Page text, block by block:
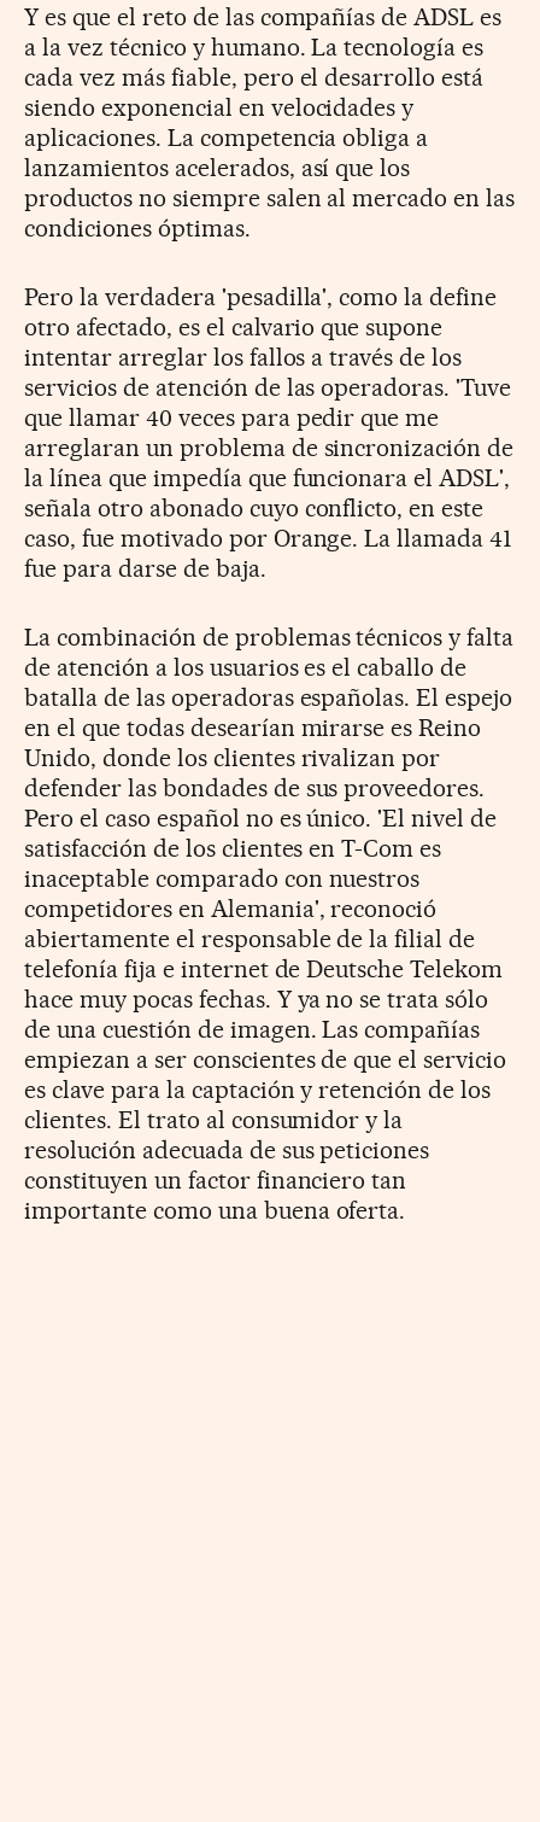
Y es que el reto de las compañías de ADSL es
a la vez técnico y humano. La tecnología es
cada vez más fiable, pero el desarrollo está
siendo exponencial en velocidades y
aplicaciones. La competencia obliga a
lanzamientos acelerados, así que los
productos no siempre salen al mercado en las
condiciones óptimas.
Pero la verdadera 'pesadilla', como la define
otro afectado, es el calvario que supone
intentar arreglar los fallos a través de los
servicios de atención de las operadoras. 'Tuve
que llamar 40 veces para pedir que me
arreglaran un problema de sincronización de
la línea que impedía que funcionara el ADSL',
señala otro abonado cuyo conflicto, en este
caso, fue motivado por Orange. La llamada 41
fue para darse de baja.
La combinación de problemas técnicos y falta
de atención a los usuarios es el caballo de
batalla de las operadoras españolas. El espejo
en el que todas desearían mirarse es Reino
Unido, donde los clientes rivalizan por
defender las bondades de sus proveedores.
Pero el caso español no es único. 'El nivel de
satisfacción de los clientes en T-Com es
inaceptable comparado con nuestros
competidores en Alemania', reconoció
abiertamente el responsable de la filial de
telefonía fija e internet de Deutsche Telekom
hace muy pocas fechas. Y ya no se trata sólo
de una cuestión de imagen. Las compañías
empiezan a ser conscientes de que el servicio
es clave para la captación y retención de los
clientes. El trato al consumidor y la
resolución adecuada de sus peticiones
constituyen un factor financiero tan
importante como una buena oferta.